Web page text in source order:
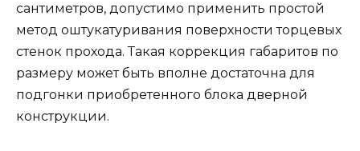
сантиметров, допустимо применить простой
метод оштукатуривания поверхности торцевых
стенок прохода. Такая коррекция габаритов по
размеру может быть вполне достаточна для
подгонки приобретенного блока дверной
конструкции.